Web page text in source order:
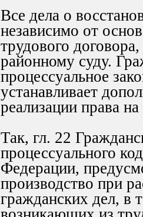
Все дела о
независимо от
трудового
районному суду.
процессуальное
устанавливает
реализации права
Так, гл. 22
процессуального
Федерации,
производство при
гражданских дел, в